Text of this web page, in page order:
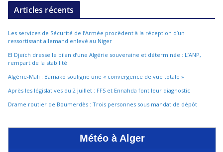
Articles récents
Les services de Sécurité de l’Armée procèdent à la réception d’un
ressortissant allemand enlevé au Niger
El Djeïch dresse le bilan d’une Algérie souveraine et déterminée : L’ANP,
rempart de la stabilité
Algérie-Mali : Bamako souligne une « convergence de vue totale »
Après les législatives du 2 juillet : FFS et Ennahda font leur diagnostic
Drame routier de Boumerdès : Trois personnes sous mandat de dépôt
Météo à Alger